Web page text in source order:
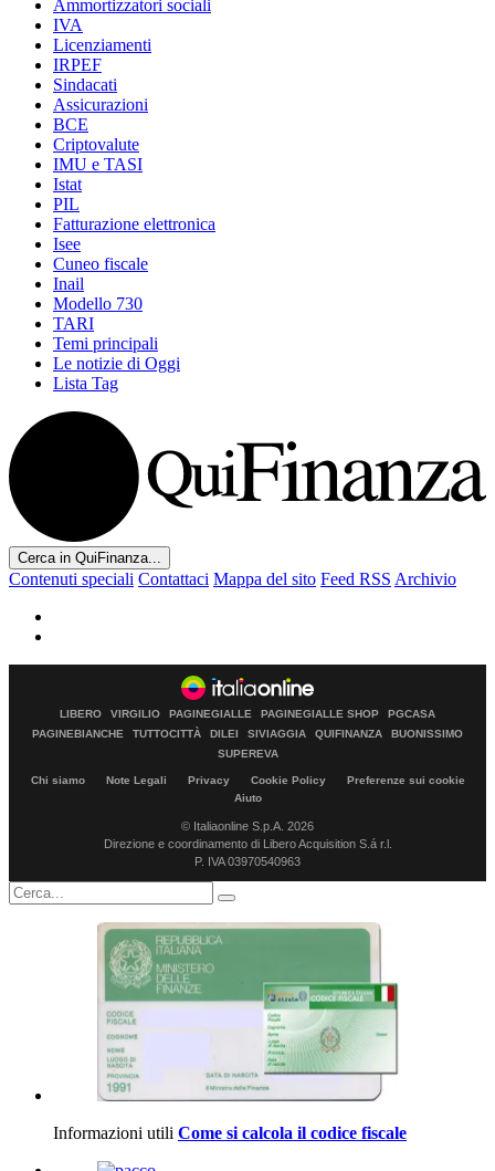
Ammortizzatori sociali
IVA
Licenziamenti
IRPEF
Sindacati
Assicurazioni
BCE
Criptovalute
IMU e TASI
Istat
PIL
Fatturazione elettronica
Isee
Cuneo fiscale
Inail
Modello 730
TARI
Temi principali
Le notizie di Oggi
Lista Tag
Cerca in QuiFinanza...
Contenuti speciali Contattaci Mappa del sito Feed RSS Archivio
LIBERO VIRGILIO PAGINEGIALLE PAGINEGIALLE SHOP
PGCASA
PAGINEBIANCHE
TUTTOCITTÀ DILEI SIVIAGGIA QUIFINANZA
BUONISSIMO
SUPEREVA
Chi siamo Note Legali Privacy Cookie Policy
Preferenze sui cookie
Aiuto
© Italiaonline S.p.A. 2026
Direzione e coordinamento di Libero Acquisition S.á r.l.
P. IVA 03970540963
Informazioni utili Come si calcola il codice fiscale